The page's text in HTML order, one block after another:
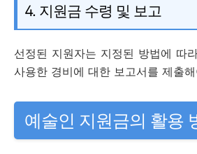
4. 지원금 수령 및 보고
선정된 지원자는 지정된 방법에 따
사용한 경비에 대한 보고서를 제출
예술인 지원금의 활용